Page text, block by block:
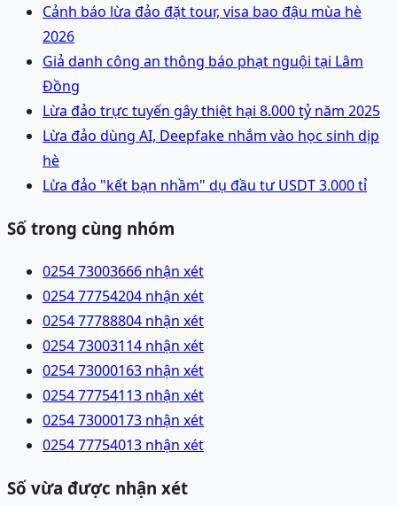
Cảnh báo lừa đảo đặt tour, visa bao đậu mùa hè
2026
Giả danh công an thông báo phạt nguội tại Lâm
Đồng
Lừa đảo trực tuyến gây thiệt hại 8.000 tỷ năm 2025
Lừa đảo dùng AI, Deepfake nhắm vào học sinh dịp
hè
Lừa đảo "kết bạn nhầm" dụ đầu tư USDT 3.000 tỉ
Số trong cùng nhóm
0254 73003666 nhận xét
0254 77754204 nhận xét
0254 77788804 nhận xét
0254 73003114 nhận xét
0254 73000163 nhận xét
0254 77754113 nhận xét
0254 73000173 nhận xét
0254 77754013 nhận xét
Số vừa được nhận xét